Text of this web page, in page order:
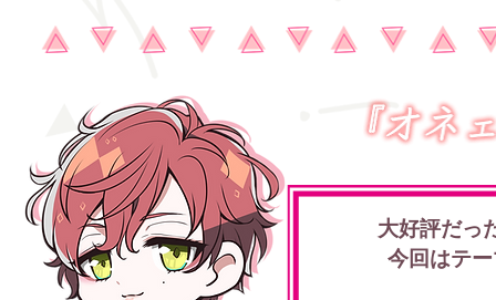
大好評だっ
今回はテ